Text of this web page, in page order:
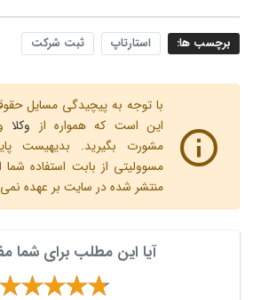
برچسب ها: استارتاپ ثبت شرکت
با توجه به پیچیدگی مسایل
این است که همواره از وکلا
مشورت بگیرید. بدیهیست
مسوولیتی از بابت استفاده
منتشر شده در سایت بر عهده
آیا این مطلب برای شما